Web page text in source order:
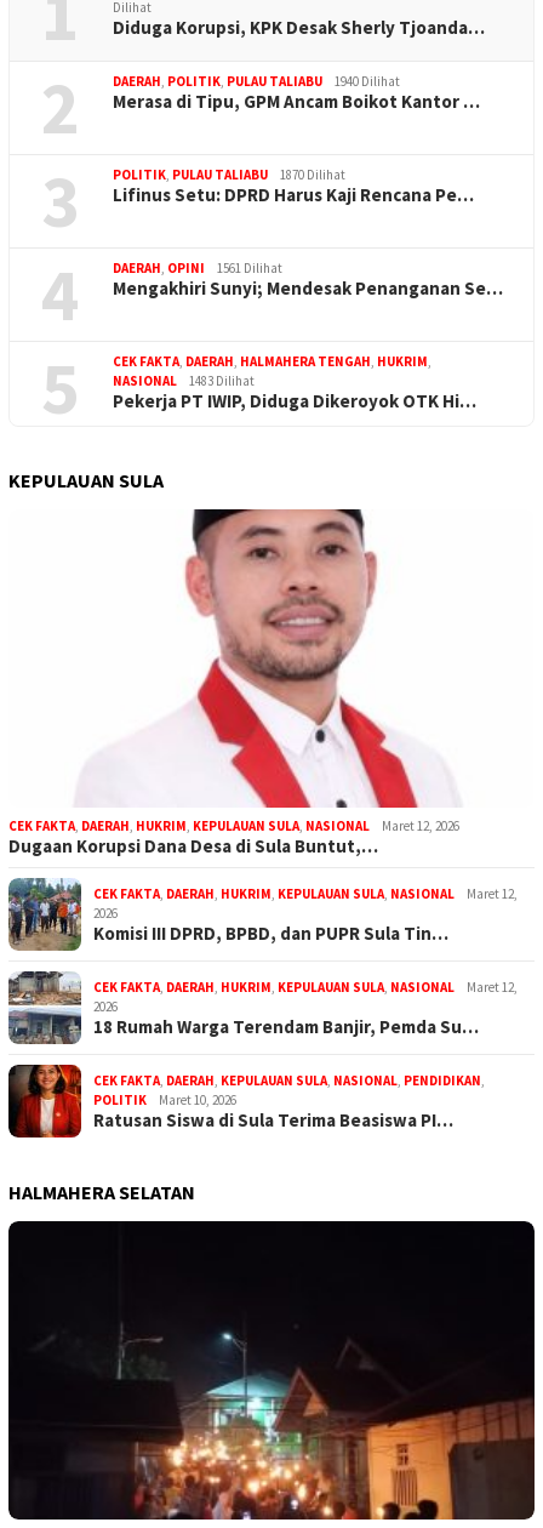
Dilihat
Diduga Korupsi, KPK Desak Sherly Tjoanda…
2 DAERAH, POLITIK, PULAU TALIABU 1940 Dilihat
Merasa di Tipu, GPM Ancam Boikot Kantor …
3 POLITIK, PULAU TALIABU 1870 Dilihat
Lifinus Setu: DPRD Harus Kaji Rencana Pe…
4 DAERAH, OPINI 1561 Dilihat
Mengakhiri Sunyi; Mendesak Penanganan Se…
5 CEK FAKTA, DAERAH, HALMAHERA TENGAH, HUKRIM,
NASIONAL
1483 Dilihat
Pekerja PT IWIP, Diduga Dikeroyok OTK Hi…
KEPULAUAN SULA
CEK FAKTA, DAERAH, HUKRIM, KEPULAUAN SULA, NASIONAL Maret 12, 2026
Dugaan Korupsi Dana Desa di Sula Buntut,…
CEK FAKTA, DAERAH, HUKRIM, KEPULAUAN SULA, NASIONAL
Maret 12,
2026
Komisi III DPRD, BPBD, dan PUPR Sula Tin…
CEK FAKTA, DAERAH, HUKRIM, KEPULAUAN SULA, NASIONAL
Maret 12,
2026
18 Rumah Warga Terendam Banjir, Pemda Su…
CEK FAKTA, DAERAH, KEPULAUAN SULA, NASIONAL, PENDIDIKAN,
POLITIK
Maret 10, 2026
Ratusan Siswa di Sula Terima Beasiswa PI…
HALMAHERA SELATAN